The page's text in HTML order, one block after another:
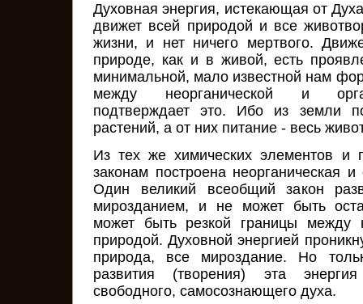
Духовная энергия, истекающая от
движет всей природой и все
жизни, и нет ничего мертвого.
природе, как и в живой, есть
минимальной, мало известной нам
между неорганической и
подтверждает это. Ибо из земли
растений, а от них питание - весь
Из тех же химических элементов и
законам построена неорганическая
Один великий всеобщий закон
мирозданием, и не может быть
может быть резкой границы между
природой. Духовной энергией
природа, все мироздание. Но
развития (творения) эта
свободного, самосознающего духа.